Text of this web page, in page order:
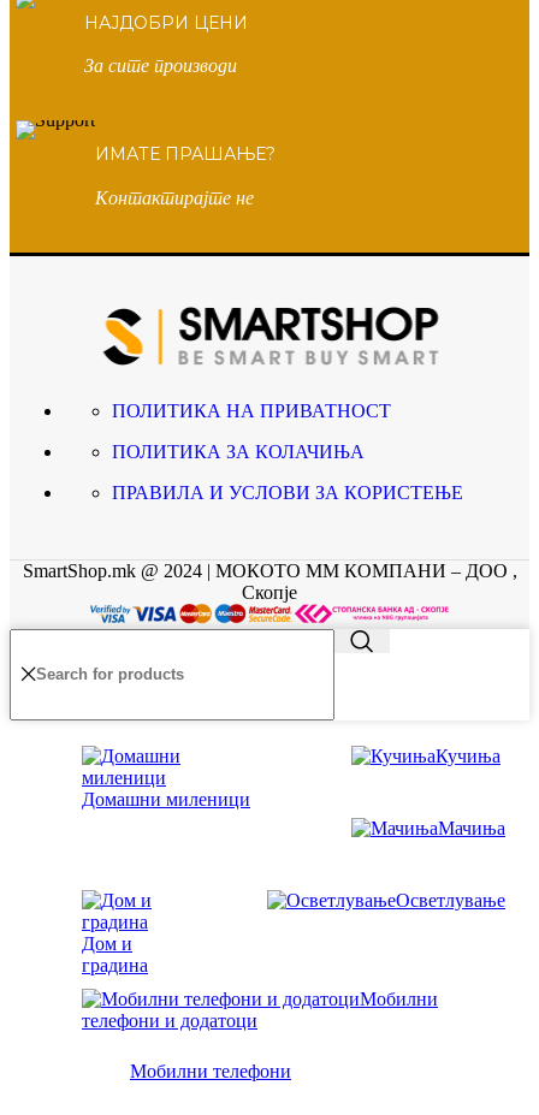
НАЈДОБРИ ЦЕНИ
За сите производи
ИМАТЕ ПРАШАЊЕ?
Контактирајте не
ПОЛИТИКА НА ПРИВАТНОСТ
ПОЛИТИКА ЗА КОЛАЧИЊА
ПРАВИЛА И УСЛОВИ ЗА КОРИСТЕЊЕ
SmartShop.mk @ 2024 | МОКОТО ММ КОМПАНИ – ДОО ,
Скопје
Домашни миленици
Кучиња
Мачиња
Дом и
градина
Осветлување
Мобилни
телефони и додатоци
Мобилни телефони